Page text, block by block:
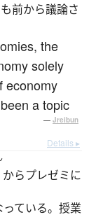
も前から議論さ
the
solely
economy
a topic
— Jreibun
Details ▸
からプレゼミに
っている。授業